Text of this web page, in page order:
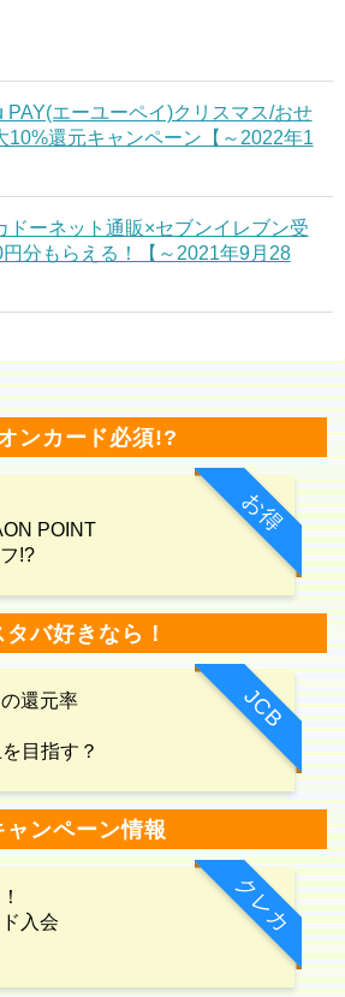
PAY(エーユーペイ)クリスマス/おせ
10%還元キャンペーン【～2022年1
ドーネット通販×セブンイレブン受
分もらえる！【～2021年9月28
ンカード必須!?
お得
POINT
!?
タバ好きなら！
JCB
還元率
目指す？
ャンペーン情報
クレカ
入会